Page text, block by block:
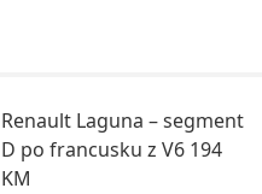
Renault Laguna – segment
D po francusku z V6 194
KM